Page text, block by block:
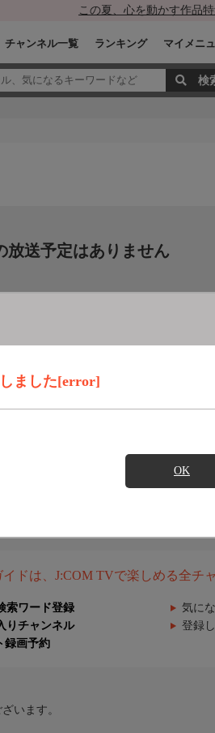
この夏、心を動かす作品
チャンネル一覧 ランキング マイメニ
ました[error]
OK
放送予定はありません
ドは、J:COM TVで楽しめる全チ
索ワード登録 気に
りチャンネル 登録
録画予約
います。